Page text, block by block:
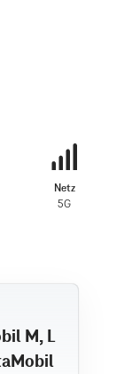
Netz
5G
M, L